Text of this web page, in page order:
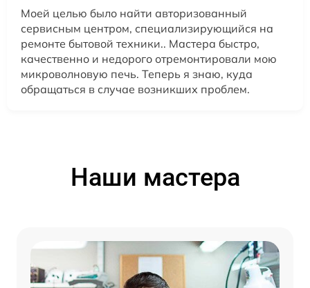
Моей целью было найти авторизованный
сервисным центром, специализирующийся на
ремонте бытовой техники.. Мастера быстро,
качественно и недорого отремонтировали мою
микроволновую печь. Теперь я знаю, куда
обращаться в случае возникших проблем.
Наши мастера